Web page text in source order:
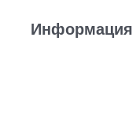
Информация